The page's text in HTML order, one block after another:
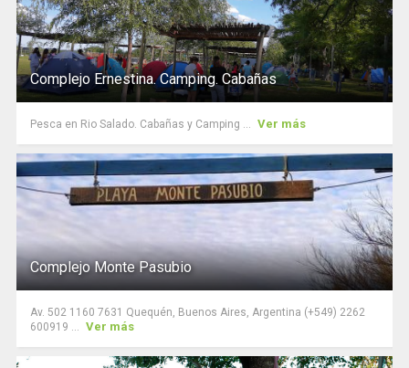
Complejo Ernestina. Camping. Cabañas
Pesca en Rio Salado. Cabañas y Camping ... Ver más
Complejo Monte Pasubio
Av. 502 1160 7631 Quequén, Buenos Aires, Argentina (+549) 2262
600919 ... Ver más